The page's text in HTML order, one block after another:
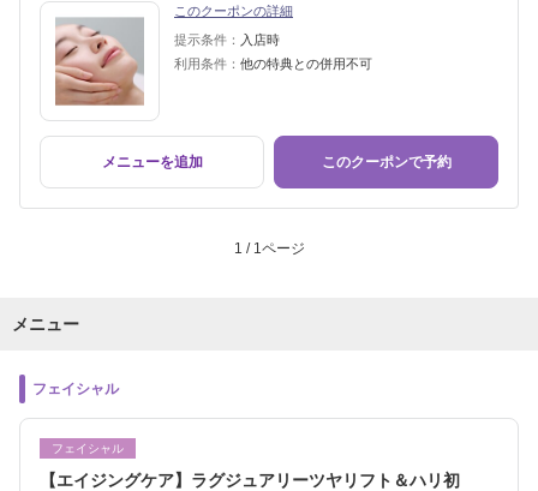
このクーポンの詳細
提示条件：
入店時
利用条件： 他の特典との併用不可
メニューを追加 このクーポンで予約
1 / 1ページ
メニュー
フェイシャル
フェイシャル
【エイジングケア】ラグジュアリーツヤリフト＆ハリ初